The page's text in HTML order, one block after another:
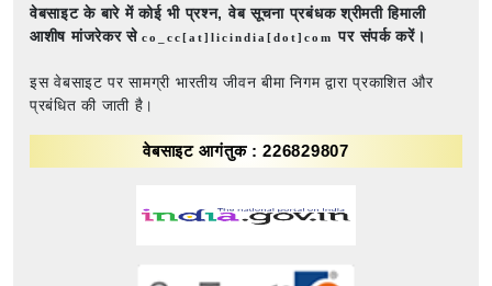
वेबसाइट के बारे में कोई भी प्रश्न, वेब सूचना प्रबंधक श्रीमती हिमाली
आशीष मांजरेकर सेco_cc[at]licindia[dot]comपर संपर्क करें।
इस वेबसाइट पर सामग्री भारतीय जीवन बीमा निगम द्वारा प्रकाशित और
प्रबंधित की जाती है।
वेबसाइट आगंतुक : 226829807